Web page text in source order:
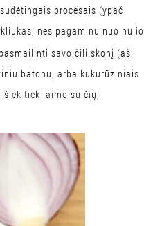
procesais (ypač
nes pagaminu nuo nulio
savo čili skonį (aš
batonu, arba kukurūziniais
tiek laimo sulčių,